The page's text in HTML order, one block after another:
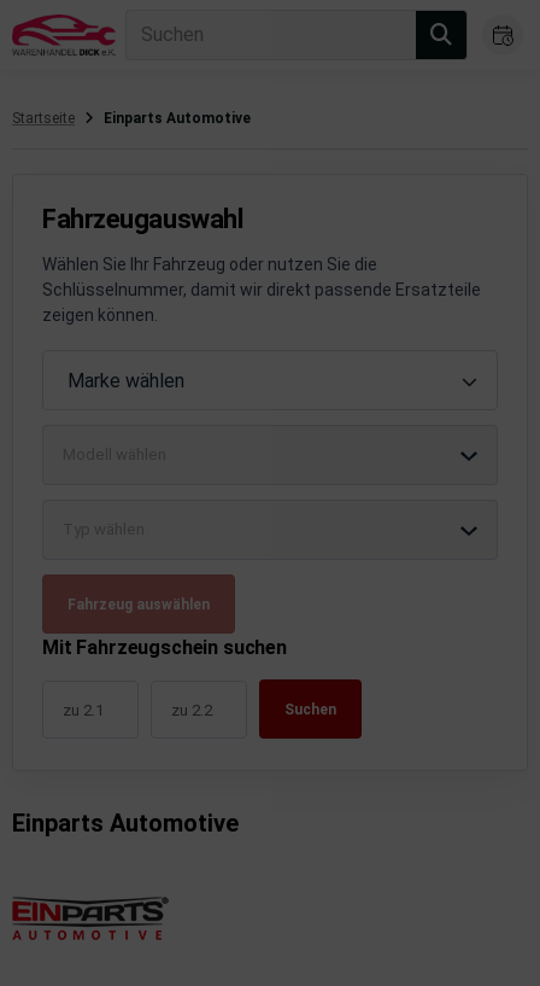
Suchen
Startseite Einparts Automotive
Fahrzeugauswahl
Wählen Sie Ihr Fahrzeug oder nutzen Sie die
Schlüsselnummer, damit wir direkt passende Ersatzteile
zeigen können.
Marke wählen
Fahrzeug auswählen
Mit Fahrzeugschein suchen
Suchen
Einparts Automotive
Anbauteile
Dämpfung
Lüftung
Kommunikationssysteme